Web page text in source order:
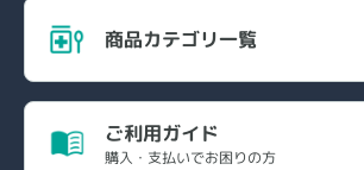
商品カテゴリ一覧
ご利用ガイド
購入・支払いでお困りの方